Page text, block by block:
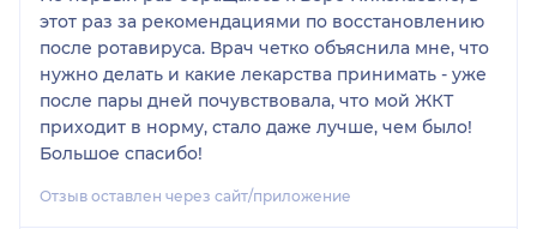
этот раз за рекомендациями по восстановлению
после ротавируса. Врач четко объяснила мне, что
нужно делать и какие лекарства принимать - уже
после пары дней почувствовала, что мой ЖКТ
приходит в норму, стало даже лучше, чем было!
Большое спасибо!
Отзыв оставлен через сайт/приложение